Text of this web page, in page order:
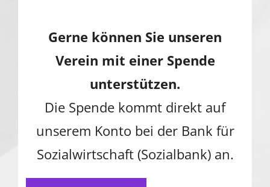
Gerne können Sie unseren
Verein mit einer Spende
unterstützen.
Die Spende kommt direkt auf
unserem Konto bei der Bank für
Sozialwirtschaft (Sozialbank) an.